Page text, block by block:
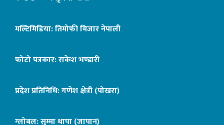
मल्टिमिडिया: तिमोफी मिजार नेपाली
फोटो पत्रकार: राकेश भण्डारी
प्रदेश प्रतिनिधि: गणेश क्षेत्री (पोखरा)
ग्लोबल: सुम्मा थापा (जापान)